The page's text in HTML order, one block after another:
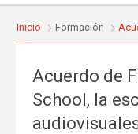
Inicio Formación
Acuerdo de
School, la